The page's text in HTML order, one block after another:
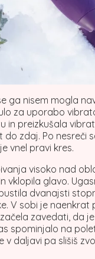
ga nisem mogla
za uporabo
in preizkušala
do zdaj. Po nesreči
vnel pravi kres.
visoko nad
vklopila glavo.
dvanajsti
V sobi je naenkrat
zavedati, da
spominjalo na
v daljavi pa slišiš